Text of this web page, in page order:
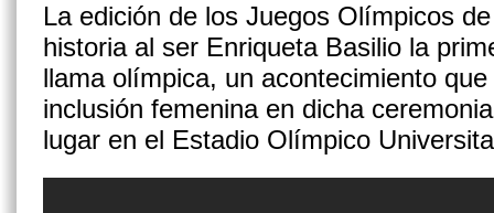
La edición de los Juegos Olímpicos
historia al ser Enriqueta Basilio la
llama olímpica, un acontecimiento
inclusión femenina en dicha
lugar en el Estadio Olímpico